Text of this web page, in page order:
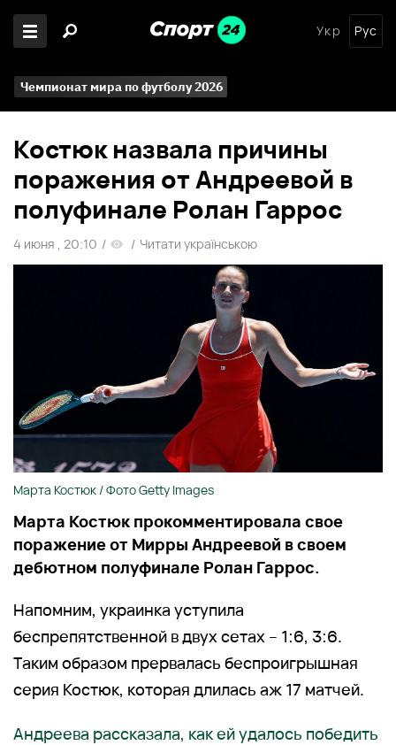
Укр Рус
Чемпионат мира по футболу 2026
Костюк назвала причины
поражения от Андреевой в
полуфинале Ролан Гаррос
4 июня , 20:10 / / Читати українською
Марта Костюк / Фото Getty Images
Марта Костюк прокомментировала свое
поражение от Мирры Андреевой в своем
дебютном полуфинале Ролан Гаррос.
Напомним, украинка уступила
беспрепятственной в двух сетах – 1:6, 3:6.
Таким образом прервалась беспроигрышная
серия Костюк, которая длилась аж 17 матчей.
Андреева рассказала, как ей удалось победить